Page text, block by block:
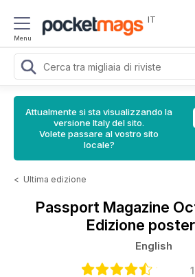
Menu
IT
Attualmente si sta visualizzando la
versione Italy del sito.
Volete passare al vostro sito
locale?
< Ultima edizione
Passport Magazine
Edizione
English